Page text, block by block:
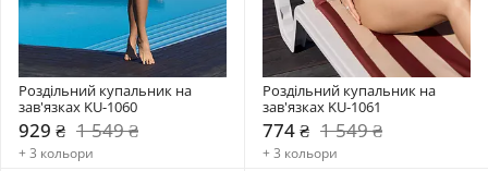
Роздільний купальник на
зав'язках KU-1060
929 ₴ 1 549 ₴
+ 3 кольори
Роздільний купальник на
зав'язках KU-1061
774 ₴ 1 549 ₴
+ 3 кольори